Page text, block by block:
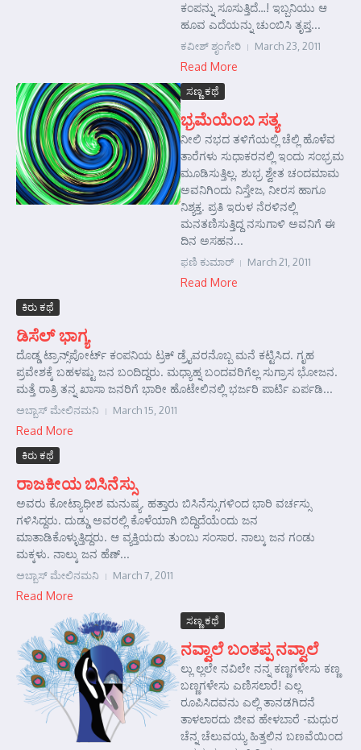
ಕಂಪನ್ನು ಸೂಸುತ್ತಿದೆ…! ಇಬ್ಬನಿಯು ಆ
ಹೂವ ಎದೆಯನ್ನು ಚುಂಬಿಸಿ ತೃಪ್ತ...
ಕವೀಶ್ ಶೃಂಗೇರಿ March 23, 2011
Read More
ಸಣ್ಣ ಕಥೆ
ಭ್ರಮೆಯೆಂಬ ಸತ್ಯ
ನೀಲಿ ನಭದ ತಳಿಗೆಯಲ್ಲಿ ಚೆಲ್ಲಿ ಹೊಳೆವ
ತಾರೆಗಳು ಸುಧಾಕರನಲ್ಲಿ ಇಂದು ಸಂಭ್ರಮ
ಮೂಡಿಸುತ್ತಿಲ್ಲ. ಶುಭ್ರ ಶ್ವೇತ ಚಂದಮಾಮ
ಅವನಿಗಿಂದು ನಿಸ್ತೇಜ, ನೀರಸ ಹಾಗೂ
ನಿಶ್ಯಕ್ತ. ಪ್ರತಿ ಇರುಳ ನೆರಳಿನಲ್ಲಿ
ಮನತಣಿಸುತ್ತಿದ್ದ ನಸುಗಾಳಿ ಅವನಿಗೆ ಈ
ದಿನ ಅಸಹನ...
ಫಣಿ ಕುಮಾರ್‍ March 21, 2011
Read More
ಕಿರು ಕಥೆ
ಡಿಸೆಲ್ ಭಾಗ್ಯ
ದೊಡ್ಡ ಟ್ರಾನ್ಸ್‌ಪೋರ್ಟ್ ಕಂಪನಿಯ ಟ್ರಕ್ ಡ್ರೈವರನೊಬ್ಬ ಮನೆ ಕಟ್ಟಿಸಿದ. ಗೃಹ
ಪ್ರವೇಶಕ್ಕೆ ಬಹಳಷ್ಟು ಜನ ಬಂದಿದ್ದರು. ಮಧ್ಯಾಹ್ನ ಬಂದವರಿಗೆಲ್ಲ ಸುಗ್ರಾಸ ಭೋಜನ.
ಮತ್ತೆ ರಾತ್ರಿ ತನ್ನ ಖಾಸಾ ಜನರಿಗೆ ಭಾರೀ ಹೊಟೇಲಿನಲ್ಲಿ ಭರ್ಜರಿ ಪಾರ್ಟಿ ಏರ್ಪಡಿ...
ಅಬ್ಬಾಸ್ ಮೇಲಿನಮನಿ March 15, 2011
Read More
ಕಿರು ಕಥೆ
ರಾಜಕೀಯ ಬಿಸಿನೆಸ್ಸು
ಅವರು ಕೋಟ್ಯಾಧೀಶ ಮನುಷ್ಯ. ಹತ್ತಾರು ಬಿಸಿನೆಸ್ಸುಗಳಿಂದ ಭಾರಿ ವರ್ಚಸ್ಸು
ಗಳಿಸಿದ್ದರು. ದುಡ್ಡು ಅವರಲ್ಲಿ ಕೊಳೆಯಾಗಿ ಬಿದ್ದಿದೆಯೆಂದು ಜನ
ಮಾತಾಡಿಕೊಳ್ಳುತ್ತಿದ್ದರು. ಆ ವ್ಯಕ್ತಿಯದು ತುಂಬು ಸಂಸಾರ. ನಾಲ್ಕು ಜನ ಗಂಡು
ಮಕ್ಕಳು. ನಾಲ್ಕು ಜನ ಹೆಣ್...
ಅಬ್ಬಾಸ್ ಮೇಲಿನಮನಿ March 7, 2011
Read More
ಸಣ್ಣ ಕಥೆ
ನವ್ವಾಲೆ ಬಂತಪ್ಪ ನವ್ವಾಲೆ
ಲ್ಲು ಲ್ಲಲೇ ನವಿಲೇ ನನ್ನ ಕಣ್ಣಗಳೇಸು ಕಣ್ಣ
ಬಣ್ಣಗಳೇಸು ಎಣಿಸಲಾರೆ! ಎಲ್ಲ
ರೂಪಿಸಿದವನು ಎಲ್ಲಿ ತಾನಡಗಿದನೆ
ತಾಳಲಾರದು ಜೀವ ಹೇಳಬಾರೆ -ಮಧುರ
ಚೆನ್ನ ಚೆಲುವಯ್ಯ ಹಿತ್ತಲಿನ ಬಣವೆಯಿಂದ